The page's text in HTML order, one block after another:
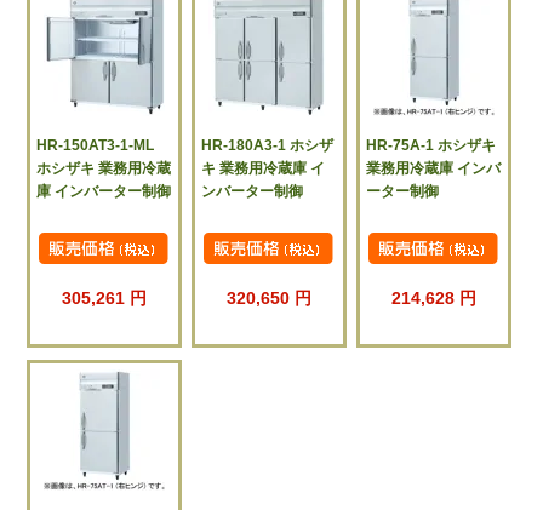
HR-150AT3-1-ML
ホシザキ 業務用冷蔵
庫 インバーター制御
305,261 円
HR-180A3-1 ホシザ
キ 業務用冷蔵庫 イ
ンバーター制御
320,650 円
HR-75A-1 ホシザキ
業務用冷蔵庫 インバ
ーター制御
214,628 円